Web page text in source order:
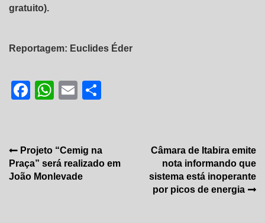
gratuito).
Reportagem: Euclides Éder
Facebook
WhatsApp
Email
Navegação
de
Projeto “Cemig na
Praça” será realizado em
João Monlevade
Câmara de Itabira emite
nota informando que
sistema está inoperante
por picos de energia